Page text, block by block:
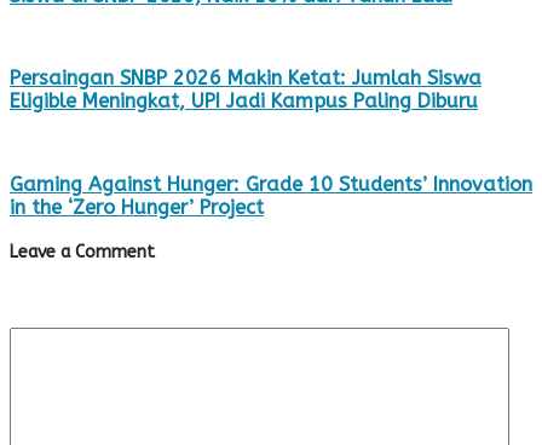
Persaingan SNBP 2026 Makin Ketat: Jumlah Siswa
Eligible Meningkat, UPI Jadi Kampus Paling Diburu
Gaming Against Hunger: Grade 10 Students’ Innovation
in the ‘Zero Hunger’ Project
Leave a Comment